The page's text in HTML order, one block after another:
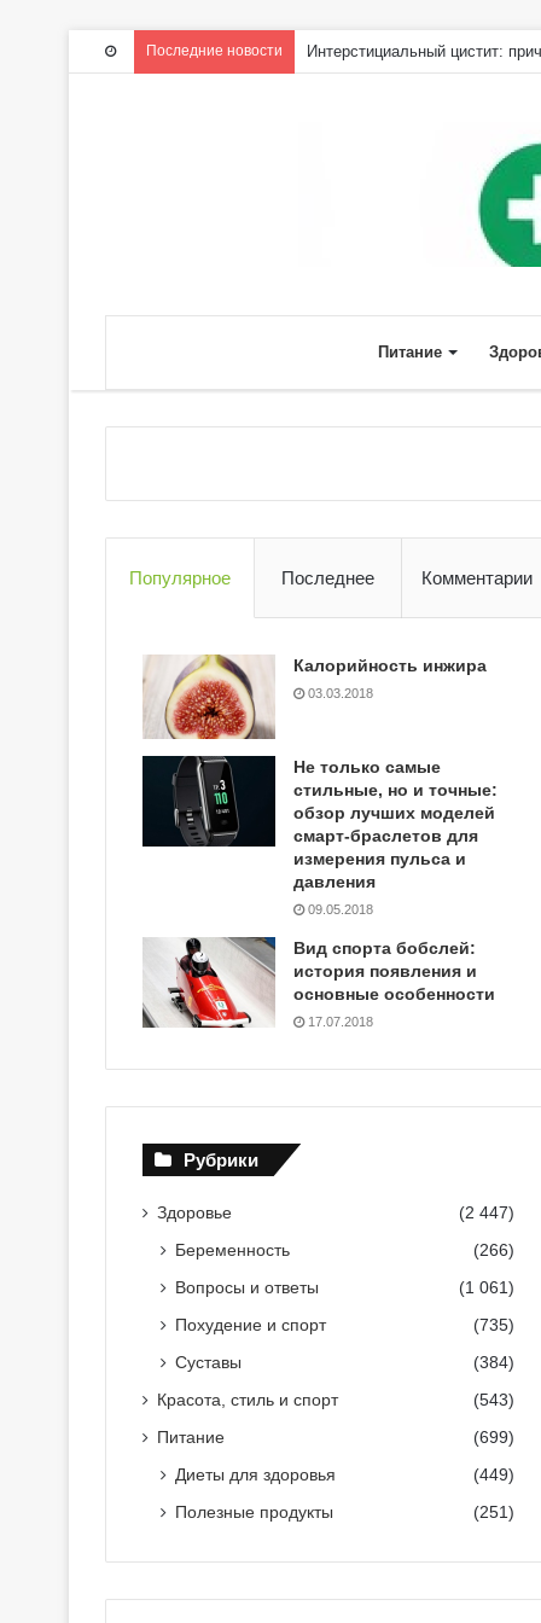
Последние новости Интерстициальный цистит:
Питание
Популярное Последнее Комментарии
Калорийность инжира
03.03.2018
Не только самые
стильные, но и точные:
обзор лучших моделей
смарт-браслетов для
измерения пульса и
давления
09.05.2018
Вид спорта бобслей:
история появления и
основные особенности
17.07.2018
Рубрики
Здоровье (2 447)
Беременность
(266)
Вопросы и ответы
(1 061)
Похудение и спорт
(735)
Суставы
(384)
Красота, стиль и спорт (543)
Питание (699)
Диеты для здоровья
(449)
Полезные продукты
(251)